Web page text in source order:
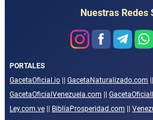
Nuestras Redes
PORTALES
GacetaOficial.io || GacetaNaturalizado.com ||
GacetaOficialVenezuela.com ||
Ley.com.ve || BibliaProsperidad.com ||